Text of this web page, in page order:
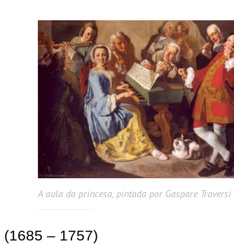
A aula da princesa, pintada por Gaspare Traversi
– 1757)